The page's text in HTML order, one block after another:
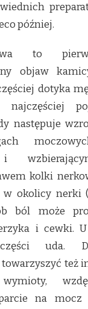
później.
to
objaw
dotyka
najczęściej
następuje
i
kolki
w okolicy nerki
ból może
i cewki.
uda.
też
na mocz